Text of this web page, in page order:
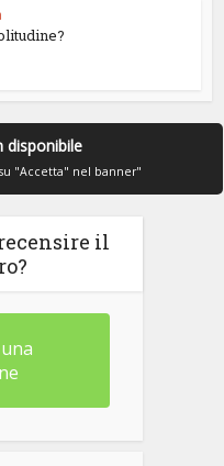
disponibile
"Accetta" nel banner"
il